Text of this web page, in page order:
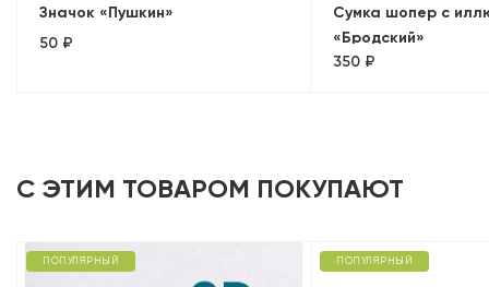
Значок «Пушкин»
50 ₽
Сумка шопер с
«Бродский»
350 ₽
С ЭТИМ ТОВАРОМ ПОКУПАЮТ
ПОПУЛЯРНЫЙ ПОПУЛЯРНЫЙ